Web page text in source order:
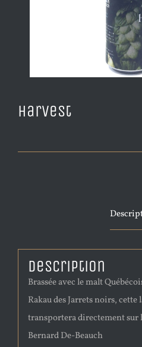
Harvest
Description
Brassée avec le malt
Rakau des Jarrets noirs, cette
transportera directement sur
Bernard De-Beauch